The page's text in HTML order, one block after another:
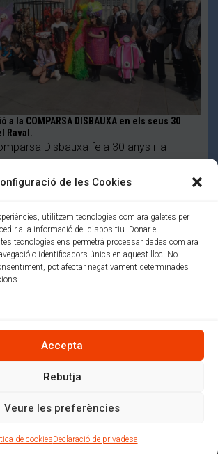
de les Cookies
utilitzem tecnologies com ara galetes per
a la informació del dispositiu. Donar el
tecnologies ens permetrà processar dades com ara
o identificadors únics en aquest lloc. No
pot afectar negativament determinades
Accepta
Rebutja
Veure les preferències
de cookiesDeclaració de privadesa
a la COMPARSA DISBAUXA en els seus 30
Raval.
Disbauxa feia 30 anys i la
socials
Avís legal
i normes d’ús
(EU)